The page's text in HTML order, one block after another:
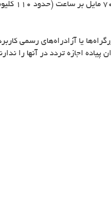
بطور کلی محدودیت سرعت در مناطق شهری، 30 مایل بر ساعت (حدود 50
یا آزادراه‌های رسمی
اجازه تردد در آنها را